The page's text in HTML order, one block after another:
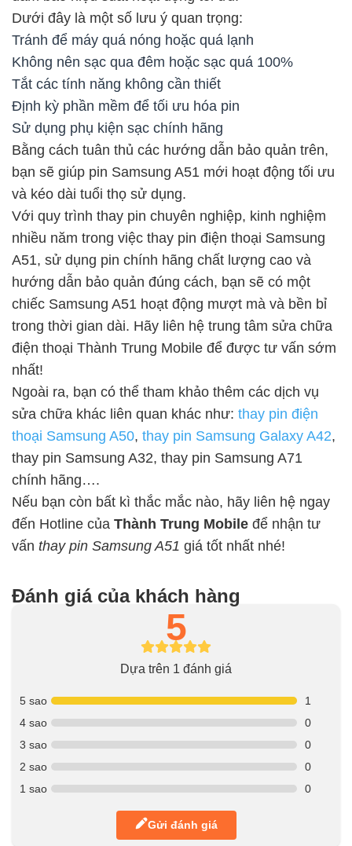
Dưới đây là một số lưu ý quan trọng:
Tránh để máy quá nóng hoặc quá lạnh
Không nên sạc qua đêm hoặc sạc quá 100%
Tắt các tính năng không cần thiết
Định kỳ phần mềm để tối ưu hóa pin
Sử dụng phụ kiện sạc chính hãng
Bằng cách tuân thủ các hướng dẫn bảo quản trên,
bạn sẽ giúp pin Samsung A51 mới hoạt động tối ưu
và kéo dài tuổi thọ sử dụng.
Với quy trình thay pin chuyên nghiệp, kinh nghiệm
nhiều năm trong việc thay pin điện thoại Samsung
A51, sử dụng pin chính hãng chất lượng cao và
hướng dẫn bảo quản đúng cách, bạn sẽ có một
chiếc Samsung A51 hoạt động mượt mà và bền bỉ
trong thời gian dài. Hãy liên hệ trung tâm sửa chữa
điện thoại Thành Trung Mobile để được tư vấn sớm
nhất!
Ngoài ra, bạn có thể tham khảo thêm các dịch vụ
sửa chữa khác liên quan khác như: thay pin điện
thoại Samsung A50, thay pin Samsung Galaxy A42,
thay pin Samsung A32, thay pin Samsung A71
chính hãng….
Nếu bạn còn bất kì thắc mắc nào, hãy liên hệ ngay
đến Hotline của Thành Trung Mobile để nhận tư
vấn thay pin Samsung A51 giá tốt nhất nhé!
Đánh giá của khách hàng
5
Dựa trên 1 đánh giá
5 sao
1
4 sao
0
3 sao
0
2 sao
0
1 sao
0
Gửi đánh giá